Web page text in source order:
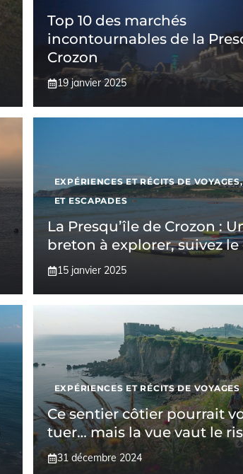
Top 10 des marchés
incontournables de la
Crozon
19 janvier 2025
EXPÉRIENCES ET RÉCITS DE VOYAGES
ET ESCAPADES
La Presqu’île de Crozon :
breton à explorer, suivez
15 janvier 2025
EXPÉRIENCES ET RÉCITS DE VOYAGES
Ce sentier côtier pourrait
tuer… mais la vue vaut le
31 décembre 2024